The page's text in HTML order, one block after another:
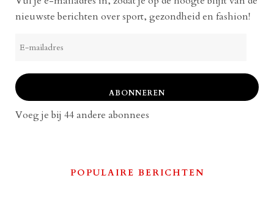
nieuwste berichten over sport, gezondheid en fashion!
mailadres
ABONNEREN
Voeg je bij 44 andere abonnees
POPULAIRE BERICHTEN